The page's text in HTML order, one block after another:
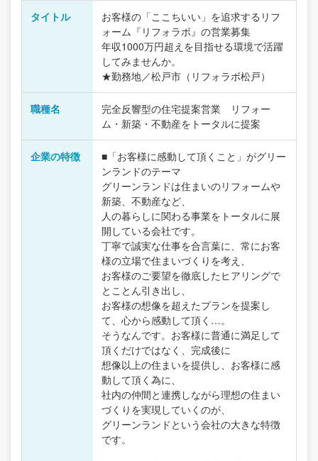
タイトル
お客様の「ここちいい」を追求するリフ
ォーム『リフォラボ』の営業募集
年収1000万円超えを目指せる環境で活躍
してみませんか。
★勤務地／松戸市（リフォラボ松戸）
職種名
完全反響型の住宅提案営業 リフォー
ム・新築・不動産をトータルに提案
企業の特徴
■「お客様に感動して頂くこと」がグリー
ンランドのテーマ
グリーンランドは住まいのリフォームや
新築、不動産など、
人の暮らしに関わる事業をトータルに展
開している会社です。
丁寧で誠実な仕事を合言葉に、常にお客
様の立場で住まいづくりを考え、
お客様のご要望を徹底したヒアリングで
とことん引き出し、
お客様の想像を超えたプランを提案し
て、心から感動して頂く…。
そうなんです。お客様に普通に満足して
頂くだけではなく、完成後に
想像以上の住まいを提供し、お客様に感
動して頂く為に、
社内の仲間と連携しながら理想の住まい
づくりを実現していくのが、
グリーンランドという会社の大きな特徴
です。